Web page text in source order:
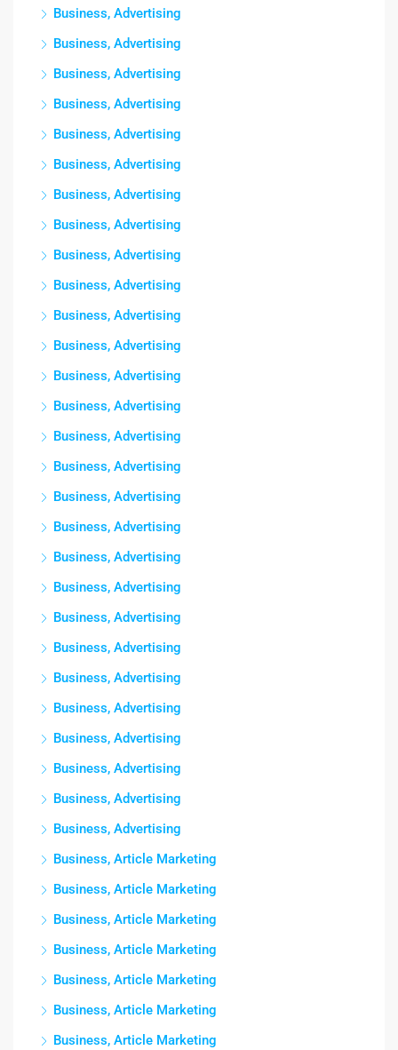
Business, Advertising
Business, Advertising
Business, Advertising
Business, Advertising
Business, Advertising
Business, Advertising
Business, Advertising
Business, Advertising
Business, Advertising
Business, Advertising
Business, Advertising
Business, Advertising
Business, Advertising
Business, Advertising
Business, Advertising
Business, Advertising
Business, Advertising
Business, Advertising
Business, Advertising
Business, Advertising
Business, Advertising
Business, Advertising
Business, Advertising
Business, Advertising
Business, Advertising
Business, Advertising
Business, Advertising
Business, Advertising
Business, Article Marketing
Business, Article Marketing
Business, Article Marketing
Business, Article Marketing
Business, Article Marketing
Business, Article Marketing
Business, Article Marketing